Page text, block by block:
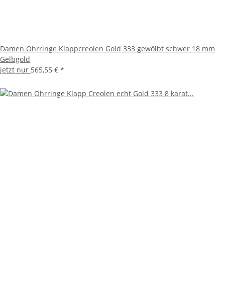
Damen Ohrringe Klappcreolen Gold 333 gewölbt schwer 18 mm
Gelbgold
jetzt nur 565,55 € *